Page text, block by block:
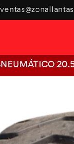
Agrícola
NEUMÁTICO